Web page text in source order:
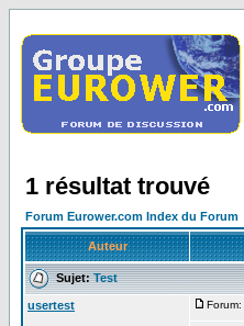
1 résultat trouvé
Forum Eurower.com Index du Forum
Auteur
Sujet:Test
usertest Forum: